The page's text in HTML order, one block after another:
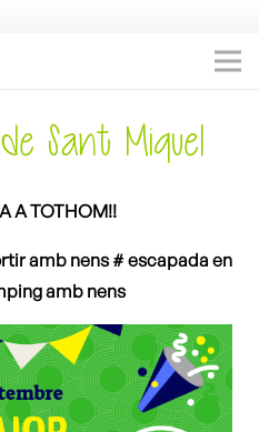
Sant Miquel
A TOTHOM!!
amb nens # escapada en
amb nens